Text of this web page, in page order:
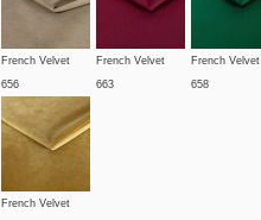
French Velvet
656
French Velvet
663
French Velvet
658
French Velvet